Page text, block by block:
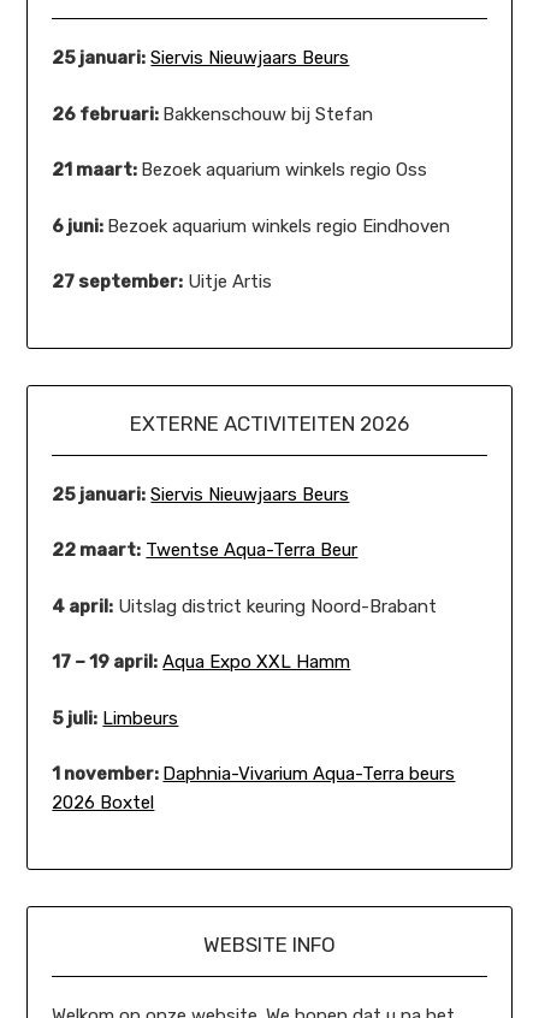
25 januari: Siervis Nieuwjaars Beurs
26 februari: Bakkenschouw bij Stefan
21 maart: Bezoek aquarium winkels regio Oss
6 juni: Bezoek aquarium winkels regio Eindhoven
27 september: Uitje Artis
EXTERNE ACTIVITEITEN 2026
25 januari: Siervis Nieuwjaars Beurs
22 maart: Twentse Aqua-Terra Beur
4 april: Uitslag district keuring Noord-Brabant
17 – 19 april: Aqua Expo XXL Hamm
5 juli: Limbeurs
1 november: Daphnia-Vivarium Aqua-Terra beurs
2026 Boxtel
WEBSITE INFO